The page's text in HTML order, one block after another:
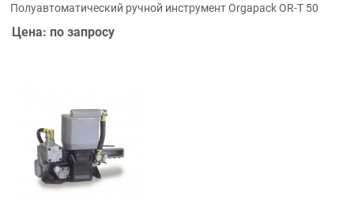
Полуавтоматический ручной инструмент Orgapack OR-T 50
Цена: по запросу